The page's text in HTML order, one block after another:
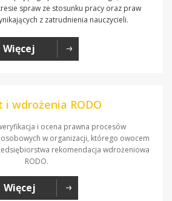
spraw ze stosunku pracy oraz praw
z zatrudnienia nauczycieli.
Więcej
i wdrożenia RODO
i ocena prawna procesów
w organizacji, którego owocem
rekomendacja wdrożeniowa
RODO.
Więcej